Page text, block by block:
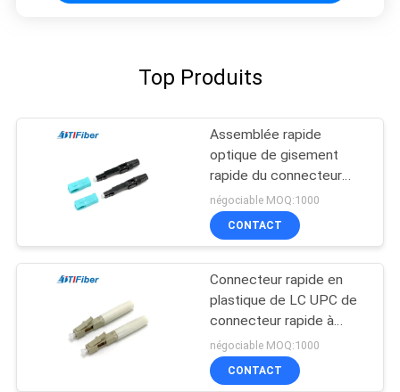
Top Produits
Assemblée rapide
optique de gisement
rapide du connecteur
FTTH de Sc OM3 UPC
de fibre
négociable MOQ:1000
CONTACT
Connecteur rapide en
plastique de LC UPC de
connecteur rapide à
plusieurs modes de
fonctionnement de fibre
pour la solution de FTTH
négociable MOQ:1000
CONTACT